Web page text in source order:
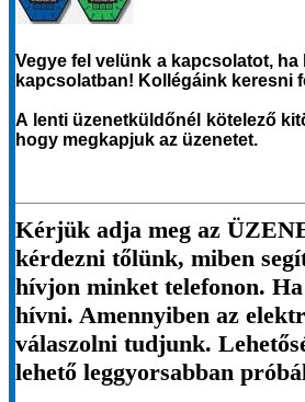
Vegye fel velünk a kapcsolatot,
kapcsolatban! Kollégáink keresni
A lenti üzenetküldőnél kötelező
hogy megkapjuk az üzenetet.
Kérjük adja meg az
kérdezni tőlünk, miben
hívjon minket telefonon.
hívni. Amennyiben az
válaszolni tudjunk.
lehető leggyorsabban